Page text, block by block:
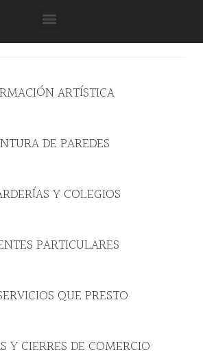
ARTÍSTICA
DE PAREDES
Y COLEGIOS
PARTICULARES
QUE PRESTO
Y CIERRES DE COMERCIO